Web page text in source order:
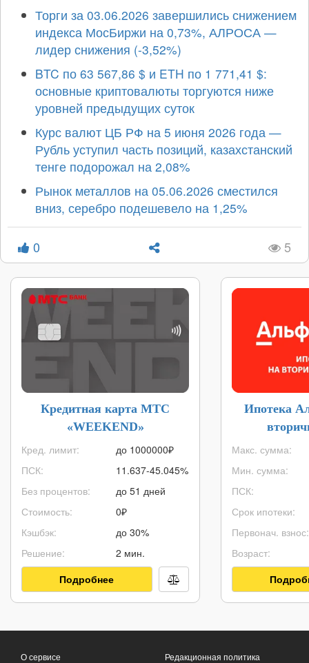
Торги за 03.06.2026 завершились снижением
индекса МосБиржи на 0,73%, АЛРОСА —
лидер снижения (-3,52%)
BTC по 63 567,86 $ и ETH по 1 771,41 $:
основные криптовалюты торгуются ниже
уровней предыдущих суток
Курс валют ЦБ РФ на 5 июня 2026 года —
Рубль уступил часть позиций, казахстанский
тенге подорожал на 2,08%
Рынок металлов на 05.06.2026 сместился
вниз, серебро подешевело на 1,25%
0 5
Кредитная карта МТС
«WEEKEND»
Кред. лимит:
ПСК:
Без процентов:
Стоимость:
Кэшбэк:
Решение:
до 1000000₽
11.637-45.045%
до 51 дней
0₽
до 30%
2 мин.
Подробнее
Ипотека
Макс. сумма:
Мин. сумма:
ПСК:
Срок ипотеки:
Первонач. взнос:
Возраст:
О сервисе Редакционная политика